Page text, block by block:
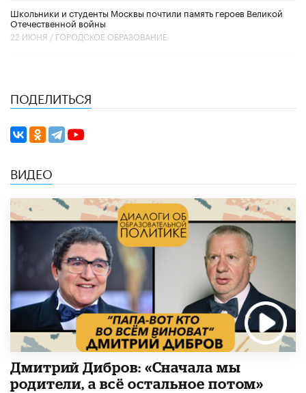
Школьники и студенты Москвы почтили память героев Великой
Отечественной войны
22 ИЮНЯ / ГОРОДСКОЕ ОБРАЗОВАНИЕ
ПОДЕЛИТЬСЯ
ВИДЕО
Дмитрий Дибров: «Сначала мы
родители, а всё остальное потом»